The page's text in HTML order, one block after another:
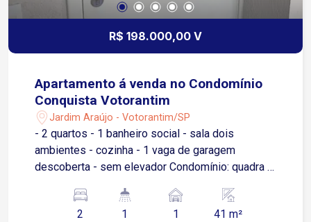
R$ 198.000,00 V
Apartamento á venda no Condomínio
Conquista Votorantim
Jardim Araújo - Votorantim/SP
- 2 quartos - 1 banheiro social - sala dois
ambientes - cozinha - 1 vaga de garagem
descoberta - sem elevador Condomínio: quadra 3
2 1 1 41 m²